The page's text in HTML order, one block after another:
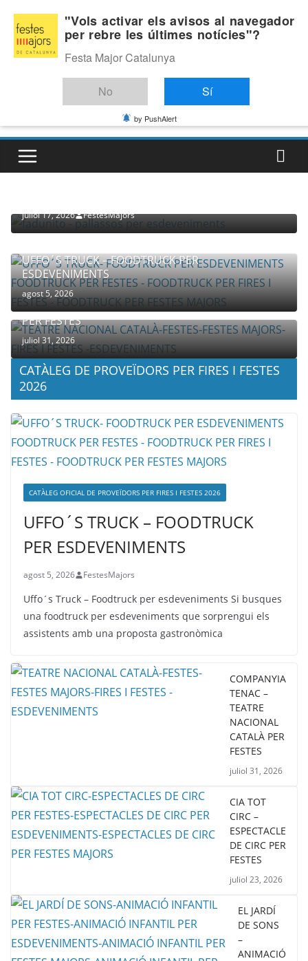
content
Divendres, agost 7, 2026
Última:
juliol 17, 2026 FestesMajors
UFFO´S TRUCK – FOODTRUCK PER
ESDEVENIMENTS
agost 5, 2026
COMPANYIA TENAC – TEATRE NACIONAL CATALÀ
PER FESTES
juliol 31, 2026
CATÀLEG DE PROVEÏDORS PER FIRES I FESTES
2026
CATÀLEG OFICIAL DE PROVEÏDORS PER FIRES I FESTES 2026
UFFO´S TRUCK – FOODTRUCK
PER ESDEVENIMENTS
agost 5, 2026 FestesMajors
Uffo´s Truck – Foodtruck per esdeveniments Si busques
una foodtruck per esdeveniments que sorprengui els
assistents amb una proposta gastronòmica
COMPANYIA
TENAC –
TEATRE
NACIONAL
CATALÀ PER
FESTES
juliol 31, 2026
CIA TOT
CIRC –
ESPECTACLE
DE CIRC PER
FESTES
juliol 23, 2026
EL JARDÍ
DE SONS
–
ANIMACIÓ
"Vols activar els avisos al navegador
per rebre les últimes notícies"?
Festa Major Catalunya
No Sí
by PushAlert